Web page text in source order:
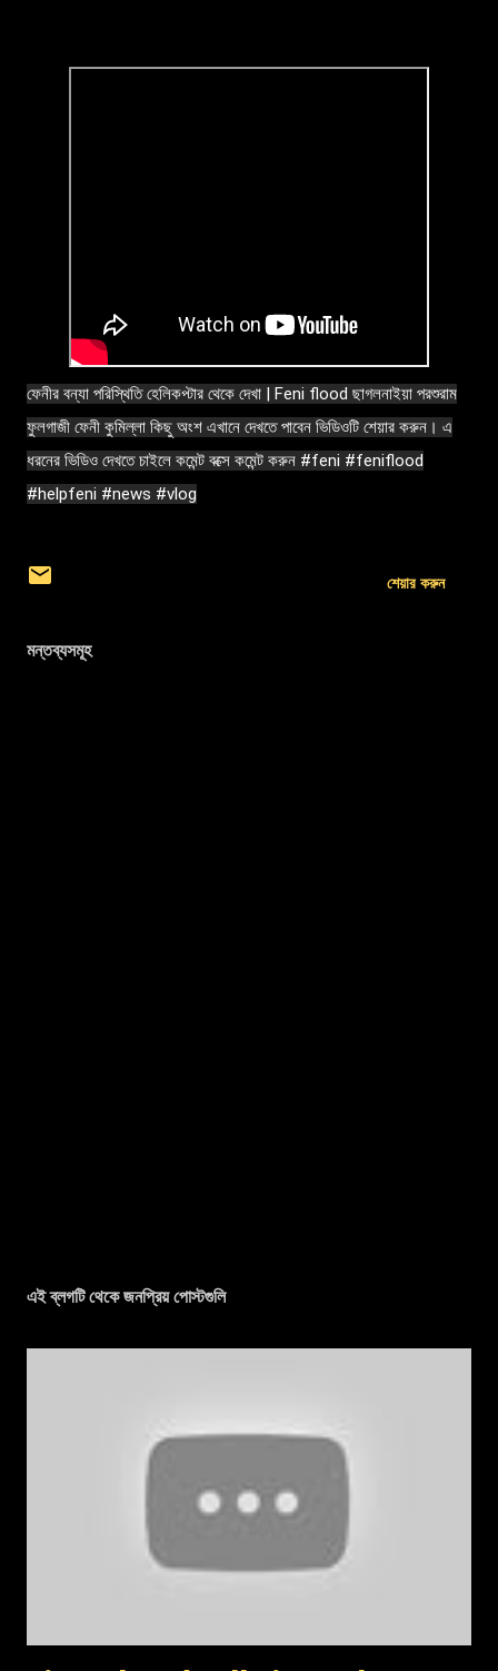
ফেনীর বন্যা পরিস্থিতি হেলিকপ্টার থেকে দেখা | Feni flood ছাগলনাইয়া পরশুরাম
ফুলগাজী ফেনী কুমিল্লা কিছু অংশ এখানে দেখতে পাবেন ভিডিওটি শেয়ার করুন। এ
ধরনের ভিডিও দেখতে চাইলে কমেন্ট বক্সে কমেন্ট করুন #feni #feniflood
#helpfeni #news #vlog
শেয়ার করুন
মন্তব্যসমূহ
এই ব্লগটি থেকে জনপ্রিয় পোস্টগুলি